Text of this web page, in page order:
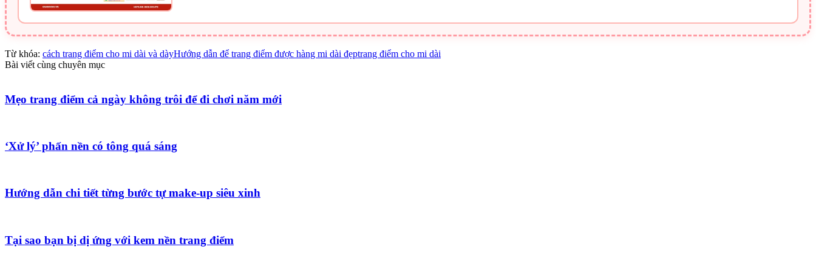
Từ khóa: cách trang điểm cho mi dài và dàyHướng dẫn để trang điểm được hàng mi dài đẹptrang điểm cho mi dài
Bài viết cùng chuyên mục
Mẹo trang điểm cả ngày không trôi để đi chơi năm mới
‘Xử lý’ phấn nền có tông quá sáng
Hướng dẫn chi tiết từng bước tự make-up siêu xinh
Tại sao bạn bị dị ứng với kem nền trang điểm